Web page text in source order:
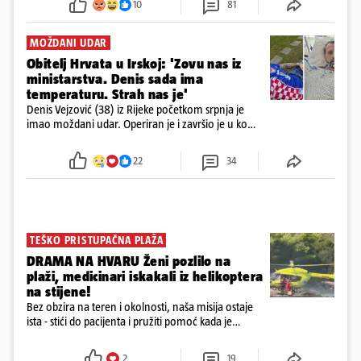
10 81
MOŽDANI UDAR
Obitelj Hrvata u Irskoj: 'Zovu nas iz
ministarstva. Denis sada ima
temperaturu. Strah nas je'
Denis Vejzović (38) iz Rijeke početkom srpnja je
imao moždani udar. Operiran je i završio je u komi.
tamošnji liječnici ne vjeruju u oporavak: 'Imamo
22 34
TEŠKO PRISTUPAČNA PLAŽA
DRAMA NA HVARU Ženi pozlilo na
plaži, medicinari iskakali iz helikoptera
na stijene!
Bez obzira na teren i okolnosti, naša misija ostaje
ista - stići do pacijenta i pružiti pomoć kada je
2 19